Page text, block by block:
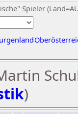
Spieler
)